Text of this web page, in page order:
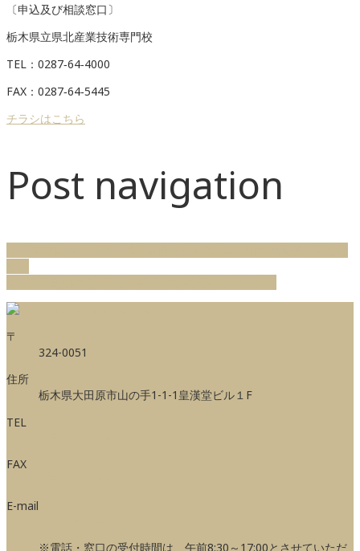
〔申込及び相談窓口〕
栃木県立県北産業技術専門校
TEL：0287‑64‑4000
FAX：0287‑64‑5445
チラシはこちら
Post navigation
〒
324-0051
住所
栃木県大田原市山の手1-1-1皇漢堂ビル１F
TEL
FAX
E-mail
※電話・窓口の受付時間は、午前8:30～17:00とさせていただ